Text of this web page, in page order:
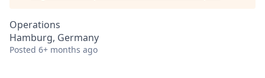
Operations
Hamburg, Germany
Posted 6+ months ago